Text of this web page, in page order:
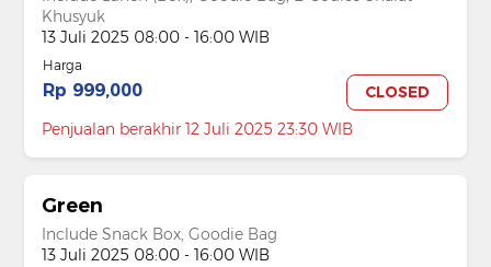
Khusyuk
13 Juli 2025 08:00 - 16:00 WIB
Harga
Rp 999,000
CLOSED
Penjualan berakhir 12 Juli 2025 23:30 WIB
Green
Include Snack Box, Goodie Bag
13 Juli 2025 08:00 - 16:00 WIB